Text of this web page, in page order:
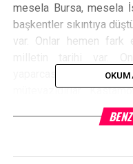
mesela Bursa, mesela
başkentler sıkıntıya
var. Onlar hemen fark
yaparcasına gündeme
mütevazıdırlar.
şehrimizdir. Dönüp de
İstiklal harbimizde
Kastamonu’ya,